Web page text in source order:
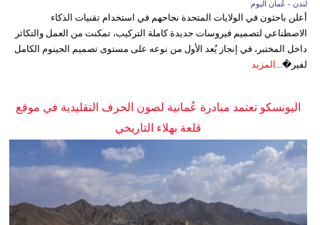
لندن - عُمان اليوم
أعلن باحثون في الولايات المتحدة نجاحهم في استخدام تقنيات الذكاء
الاصطناعي لتصميم فيروسات جديدة كاملة التركيب، تمكنت من العمل والتكاثر
داخل المختبر، في إنجاز يُعد الأول من نوعه على مستوى تصميم الجينوم الكامل
لفير�... المزيد
اليونسكو تعتمد مبادرة عُمانية لصون الحرف التقليدية في موقع
قلعة بهلاء التاريخي